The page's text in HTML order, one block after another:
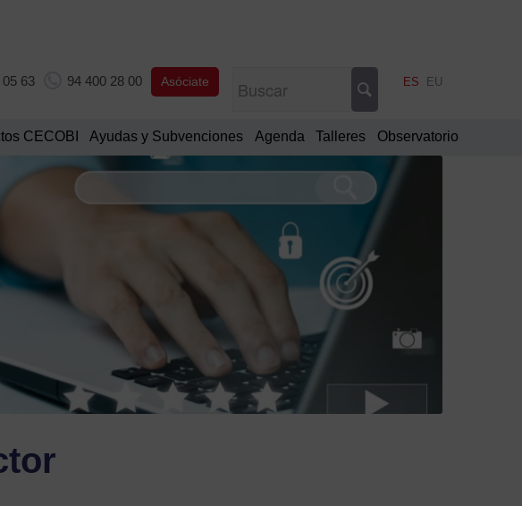
ES EU
Asóciate
94 400 28 00
05 63
CECOBI Ayudas y Subvenciones Agenda Talleres Observatorio